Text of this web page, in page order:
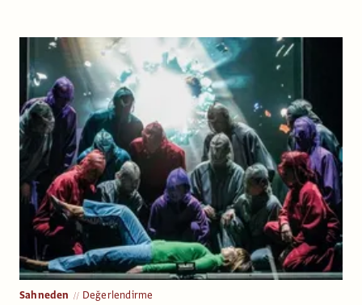
Sahneden Değerlendirme